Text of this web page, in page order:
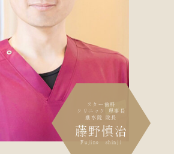
スター歯科
クリニック 理事長
垂水院 院長
藤野慎治
Fujino shinji